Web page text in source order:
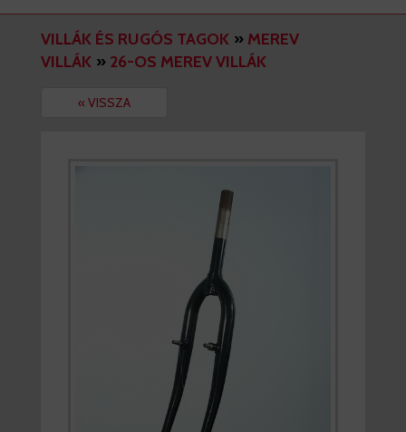
VILLÁK ÉS RUGÓS TAGOK » MEREV
VILLÁK » 26-OS MEREV VILLÁK
« VISSZA